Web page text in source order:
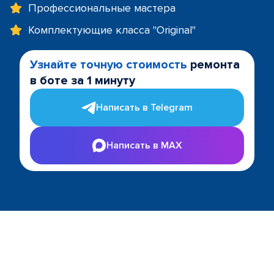
Профессиональные мастера
Комплектующие класса "Original"
Узнайте точную стоимость ремонта
в боте за 1 минуту
Написать в Telegram
Написать в MAX